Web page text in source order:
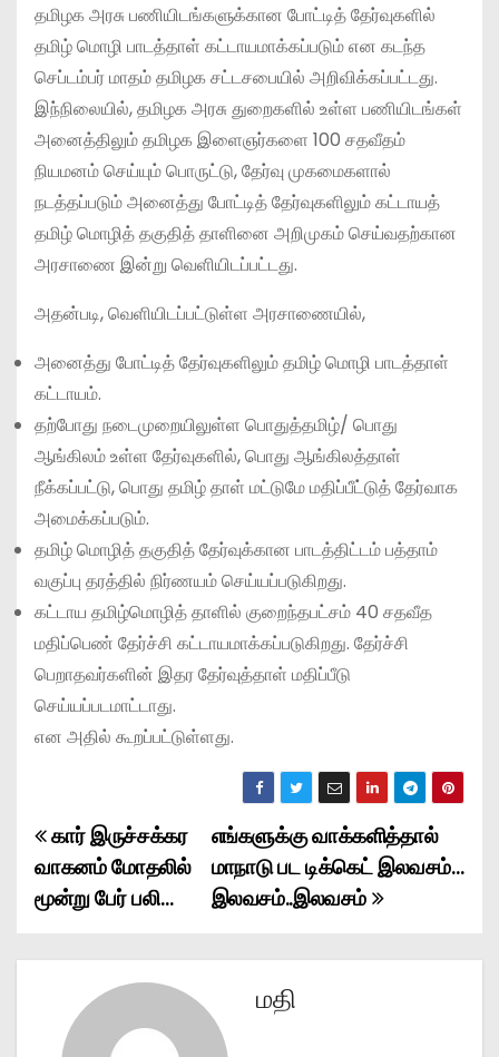
தமிழக அரசு பணியிடங்களுக்கான போட்டித் தேர்வுகளில்
தமிழ் மொழி பாடத்தாள் கட்டாயமாக்கப்படும் என கடந்த
செப்டம்பர் மாதம் தமிழக சட்டசபையில் அறிவிக்கப்பட்டது.
இந்நிலையில், தமிழக அரசு துறைகளில் உள்ள பணியிடங்கள்
அனைத்திலும் தமிழக இளைஞர்களை 100 சதவீதம்
நியமனம் செய்யும் பொருட்டு, தேர்வு முகமைகளால்
நடத்தப்படும் அனைத்து போட்டித் தேர்வுகளிலும் கட்டாயத்
தமிழ் மொழித் தகுதித் தாளினை அறிமுகம் செய்வதற்கான
அரசாணை இன்று வெளியிடப்பட்டது.
அதன்படி, வெளியிடப்பட்டுள்ள அரசாணையில்,
அனைத்து போட்டித் தேர்வுகளிலும் தமிழ் மொழி பாடத்தாள்
கட்டாயம்.
தற்போது நடைமுறையிலுள்ள பொதுத்தமிழ்/ பொது
ஆங்கிலம் உள்ள தேர்வுகளில், பொது ஆங்கிலத்தாள்
நீக்கப்பட்டு, பொது தமிழ் தாள் மட்டுமே மதிப்பீட்டுத் தேர்வாக
அமைக்கப்படும்.
தமிழ் மொழித் தகுதித் தேர்வுக்கான பாடத்திட்டம் பத்தாம்
வகுப்பு தரத்தில் நிர்ணயம் செய்யப்படுகிறது.
கட்டாய தமிழ்மொழித் தாளில் குறைந்தபட்சம் 40 சதவீத
மதிப்பெண் தேர்ச்சி கட்டாயமாக்கப்படுகிறது. தேர்ச்சி
பெறாதவர்களின் இதர தேர்வுத்தாள் மதிப்பீடு
செய்யப்படமாட்டாது.
என அதில் கூறப்பட்டுள்ளது.
P
o
எங்களுக்கு வாக்களித்தால்
மாநாடு பட டிக்கெட் இலவசம்…
இலவசம்..இலவசம்
கார் இருச்சக்கர
வாகனம் மோதலில்
மூன்று பேர் பலி…
மதி